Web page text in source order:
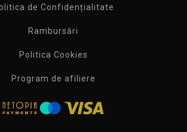
de Confidențialitate
Rambursări
Politica Cookies
Program de afiliere